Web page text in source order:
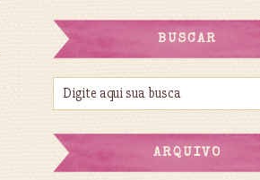
BUSCAR
ARQUIVO